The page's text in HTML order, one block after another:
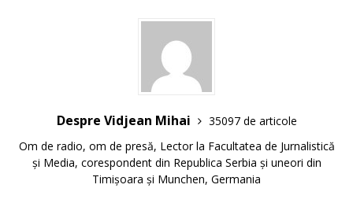
Despre Vidjean Mihai
35097 de articole
Om de radio, om de presă, Lector la Facultatea de Jurnalistică
și Media, corespondent din Republica Serbia și uneori din
Timișoara și Munchen, Germania